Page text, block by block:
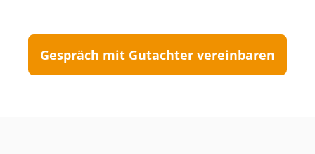
Gespräch mit Gutachter vereinbaren